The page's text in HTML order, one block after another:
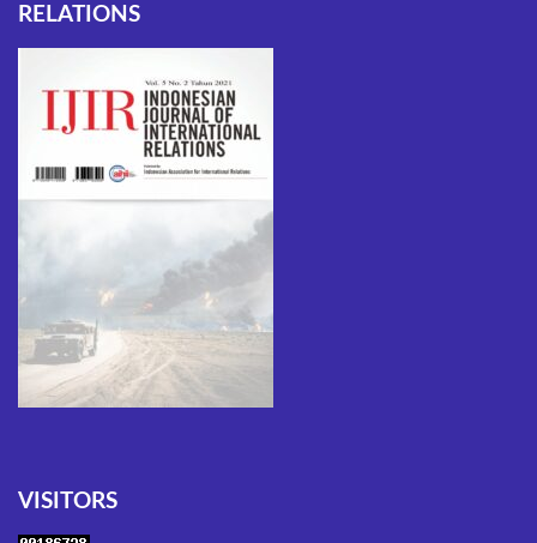
RELATIONS
VISITORS